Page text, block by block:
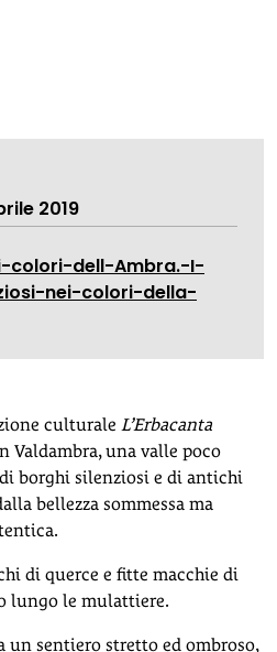
2019
colori-dell-Ambra.-I-
nei-colori-della-
culturale L’Erbacanta
Valdambra, una valle poco
borghi silenziosi e di antichi
bellezza sommessa ma
di querce e fitte macchie di
lungo le mulattiere.
un sentiero stretto ed ombroso,